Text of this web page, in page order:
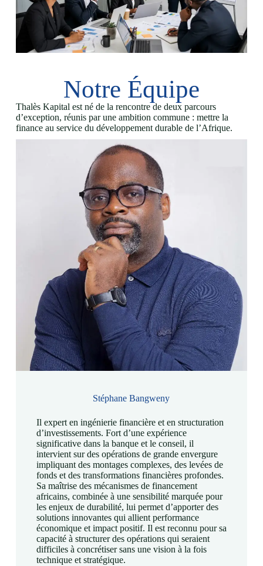
Notre Équipe
Thalès Kapital est né de la rencontre de deux parcours
d’exception, réunis par une ambition commune : mettre la
finance au service du développement durable de l’Afrique.
Stéphane Bangweny
Il expert en ingénierie financière et en structuration
d’investissements. Fort d’une expérience
significative dans la banque et le conseil, il
intervient sur des opérations de grande envergure
impliquant des montages complexes, des levées de
fonds et des transformations financières profondes.
Sa maîtrise des mécanismes de financement
africains, combinée à une sensibilité marquée pour
les enjeux de durabilité, lui permet d’apporter des
solutions innovantes qui allient performance
économique et impact positif. Il est reconnu pour sa
capacité à structurer des opérations qui seraient
difficiles à concrétiser sans une vision à la fois
technique et stratégique.